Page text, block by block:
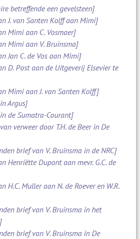
betreffende een gevelsteen]
J. van Santen Kolff aan Mimi]
Mimi aan C. Vosmaer]
Mimi aan V. Bruinsma]
Jan C. de Vos aan Mimi]
D. Post aan de Uitgeverij Elsevier te
Mimi aan J. van Santen Kolff]
Argus]
de Sumatra-Courant]
verweer door T.H. de Beer in De
brief van V. Bruinsma in de NRC]
Henriëtte Dupont aan mevr. G.C. de
H.C. Muller aan N. de Roever en W.R.
brief van V. Bruinsma in het
brief van V. Bruinsma in De